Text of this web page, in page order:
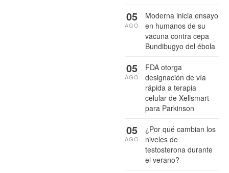
Moderna inicia ensayo
en humanos de su
vacuna contra cepa
Bundibugyo del ébola
05
AGO
FDA otorga
designación de vía
rápida a terapia
celular de Xellsmart
para Parkinson
05
AGO
¿Por qué cambian los
niveles de
testosterona durante
el verano?
05
AGO